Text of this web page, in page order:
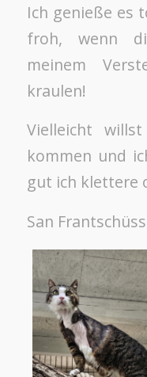
Ich genieße es
froh, wenn
meinem
kraulen!
Vielleicht
kommen und
gut ich klettere
San